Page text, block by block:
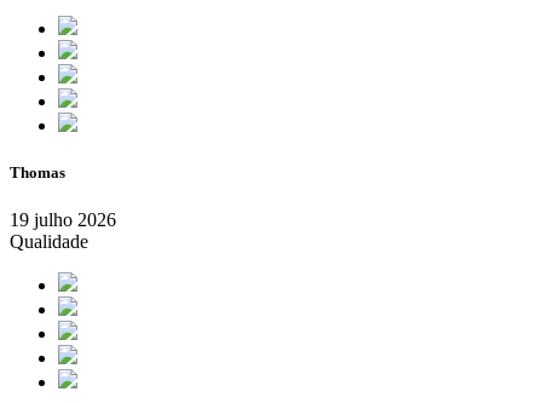
Thomas
19 julho 2026
Qualidade